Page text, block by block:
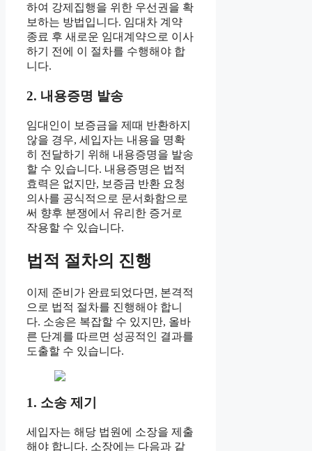
하여 강제집행을 위한 우선권을 확
보하는 방법입니다. 임대차 계약
종료 후 새로운 임대계약으로 이사
하기 전에 이 절차를 수행해야 합
니다.
2. 내용증명 발송
임대인이 보증금을 제때 반환하지
않을 경우, 세입자는 내용을 명확
히 전달하기 위해 내용증명을 발송
할 수 있습니다. 내용증명은 법적
효력은 없지만, 보증금 반환 요청
의사를 공식적으로 문서화함으로
써 향후 분쟁에서 유리한 증거로
작용할 수 있습니다.
법적 절차의 진행
이제 준비가 완료되었다면, 본격적
으로 법적 절차를 진행해야 합니
다. 소송은 복잡할 수 있지만, 올바
른 단계를 따르면 성공적인 결과를
도출할 수 있습니다.
1. 소송 제기
세입자는 해당 법원에 소장을 제출
해야 합니다. 소장에는 다음과 같